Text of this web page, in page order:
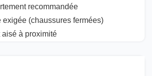
recommandée
exigée (chaussures fermées)
à proximité